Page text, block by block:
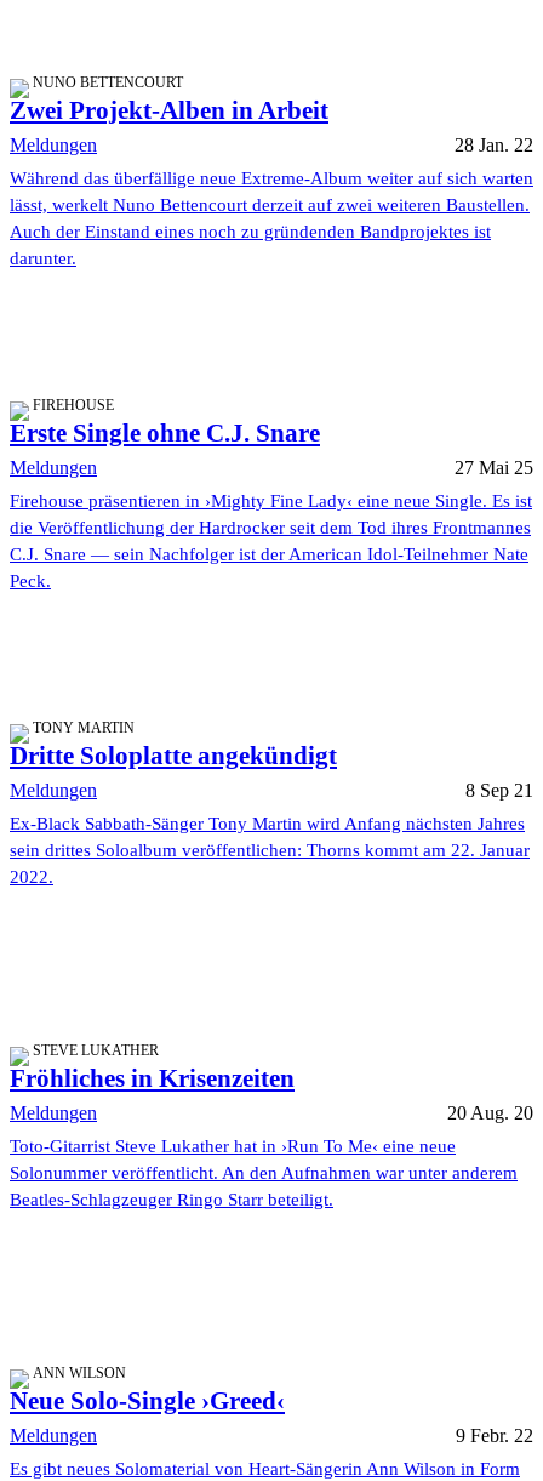
NUNO BETTENCOURT
Zwei Projekt-Alben in Arbeit
Meldungen 28 Jan. 22
Während das überfällige neue Extreme-Album weiter auf sich warten
lässt, werkelt Nuno Bettencourt derzeit auf zwei weiteren Baustellen.
Auch der Einstand eines noch zu gründenden Bandprojektes ist
darunter.
FIREHOUSE
Erste Single ohne C.J. Snare
Meldungen 27 Mai 25
Firehouse präsentieren in ›Mighty Fine Lady‹ eine neue Single. Es ist
die Veröffentlichung der Hardrocker seit dem Tod ihres Frontmannes
C.J. Snare — sein Nachfolger ist der American Idol-Teilnehmer Nate
Peck.
TONY MARTIN
Dritte Soloplatte angekündigt
Meldungen 8 Sep 21
Ex-Black Sabbath-Sänger Tony Martin wird Anfang nächsten Jahres
sein drittes Soloalbum veröffentlichen: Thorns kommt am 22. Januar
2022.
STEVE LUKATHER
Fröhliches in Krisenzeiten
Meldungen 20 Aug. 20
Toto-Gitarrist Steve Lukather hat in ›Run To Me‹ eine neue
Solonummer veröffentlicht. An den Aufnahmen war unter anderem
Beatles-Schlagzeuger Ringo Starr beteiligt.
ANN WILSON
Neue Solo-Single ›Greed‹
Meldungen 9 Febr. 22
Es gibt neues Solomaterial von Heart-Sängerin Ann Wilson in Form